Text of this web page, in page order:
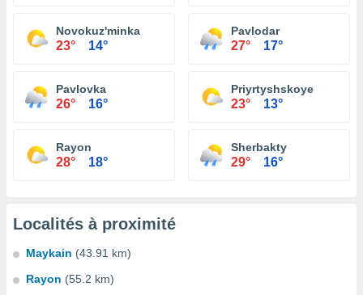
Novokuz'minka
23° 14°
Pavlodar
27° 17°
Pavlovka
26° 16°
Priyrtyshskoye
23° 13°
Rayon
28° 18°
Sherbakty
29° 16°
Localités à proximité
Maykain (43.91 km)
Rayon (55.2 km)